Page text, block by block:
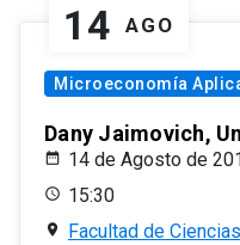
14 AGO
Microeconomía
Dany Jaimovich,
14 de Agosto de
15:30
Facultad de